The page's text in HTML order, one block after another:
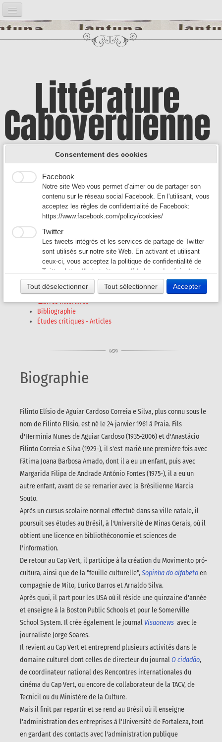
Accueil
Introduction
Illustrations▼
Auteurs A▼
Auteurs B - C▼
Auteurs D-F▼
Auteurs G-L ▼
Auteurs M-O▼
Auteurs P - S▼
Auteurs T - V▼
Littérature
Caboverdienne
A la découverte d'une culture encore
méconnue
Filinto ELISIO
né en 1961
Biographie
Œuvres littéraires
Bibliographie
Études critiques - Articles
Biographie
Filinto Elísio de Aguiar Cardoso Correia e Silva, plus connu sous le
nom de Filinto Elísio, est né le 24 janvier 1961 à Praia. Fils
d'Hermínia Nunes de Aguiar Cardoso (1935-2006) et d'Anastácio
Filinto Correia e Silva (1929-), il s'est marié une première fois avec
Fátima Joana Barbosa Amado, dont il a eu un enfant, puis avec
Margarida Filipa de Andrade António Fontes (1975-), il a eu un
autre enfant, avant de se remarier avec la Brésilienne Marcia
Souto.
Après un cursus scolaire normal effectué dans sa ville natale, il
poursuit ses études au Brésil, à l'Université de Minas Gerais, où il
obtient une licence en bibliothéconomie et sciences de
l'information.
De retour au Cap Vert, il participe à la création du Movimento pró-
cultura, ainsi que de la "feuille culturelle",Sopinha do alfabetoen
compagnie de Mito, Eurico Barros et Arnaldo Silva.
Après quoi, il part pour les USA où il réside une quinzaine d'année
et enseigne à la Boston Public Schools et pour le Somerville
School System. Il crée également le journal Visaonews avec le
journaliste Jorge Soares.
Il revient au Cap Vert et entreprend plusieurs activités dans le
domaine culturel dont celles de directeur du journalO cidadão,
de coordinateur national des Rencontres internationales du
cinéma du Cap Vert, ou encore de collaborateur de la TACV, de
Tecnicil ou du Ministère de la Culture.
Mais il finit par repartir et se rend au Brésil où il enseigne
l'administration des entreprises à l'Université de Fortaleza, tout
en gardant des contacts avec l'administration publique
Consentement des cookies
Google Analytics
Google Analytics est un service utilisé sur notre site Web
qui permet de suivre, de signaler le trafic et de mesurer la
manière dont les utilisateurs interagissent avec le contenu
de notre site Web afin de l’améliorer et de fournir de
Facebook
Notre site Web vous permet d’aimer ou de partager son
contenu sur le réseau social Facebook. En l'utilisant, vous
acceptez les règles de confidentialité de Facebook:
https://www.facebook.com/policy/cookies/
Twitter
Les tweets intégrés et les services de partage de Twitter
sont utilisés sur notre site Web. En activant et utilisant
ceux-ci, vous acceptez la politique de confidentialité de
Twitter:https://help.twitter.com/fr/rules-and-policies/twitter-
cookies
Tout déselectionner Tout sélectionner Accepter